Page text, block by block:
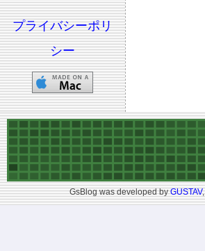
プライバシーポリ
シー
GsBlog was developed byGUSTAV